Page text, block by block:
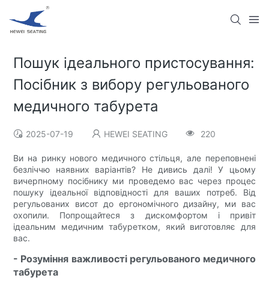
Пошук ідеального пристосування:
Посібник з вибору регульованого
медичного табурета
2025-07-19 HEWEI SEATING 220
Ви на ринку нового медичного стільця, але переповнені
безліччю наявних варіантів? Не дивись далі! У цьому
вичерпному посібнику ми проведемо вас через процес
пошуку ідеальної відповідності для ваших потреб. Від
регульованих висот до ергономічного дизайну, ми вас
охопили. Попрощайтеся з дискомфортом і привіт
ідеальним медичним табуретком, який виготовляє для
вас.
- Розуміння важливості регульованого медичного
табурета